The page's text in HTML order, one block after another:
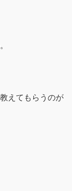
えてもらうのが